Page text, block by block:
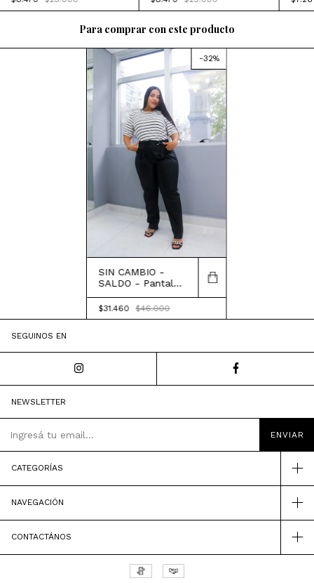
Para comprar con este producto
-32%
SIN CAMBIO -
SALDO - Pantalón
$31.460 $46.000
SEGUINOS EN
NEWSLETTER
CATEGORÍAS
NAVEGACIÓN
CONTACTÁNOS